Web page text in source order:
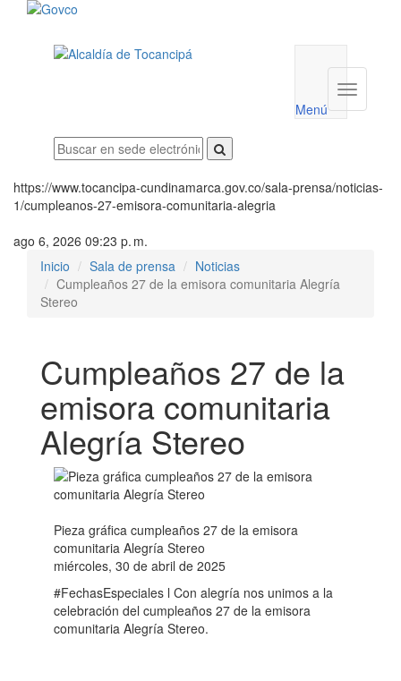
utilidades
Menú
Menú
https://www.tocancipa-cundinamarca.gov.co/sala-prensa/noticias-
1/cumpleanos-27-emisora-comunitaria-alegria
ago 6, 2026 09:23 p. m.
Inicio
Sala de prensa
Noticias
Cumpleaños 27 de la emisora comunitaria Alegría
Stereo
Cumpleaños 27 de la
emisora comunitaria
Alegría Stereo
Pieza gráfica cumpleaños 27 de la emisora
comunitaria Alegría Stereo
miércoles, 30 de abril de 2025
#FechasEspeciales l Con alegría nos unimos a la
celebración del cumpleaños 27 de la emisora
comunitaria Alegría Stereo.